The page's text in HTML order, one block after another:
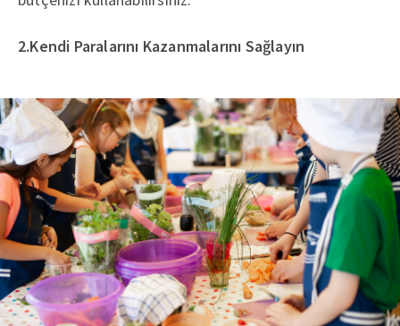
2.Kendi Paralarını Kazanmalarını Sağlayın